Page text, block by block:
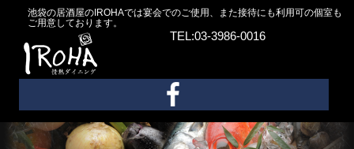
池袋の居酒屋のIROHAでは宴会でのご使用、また接待にも利用可の個室も
ご用意しております。
TEL:03-3986-0016